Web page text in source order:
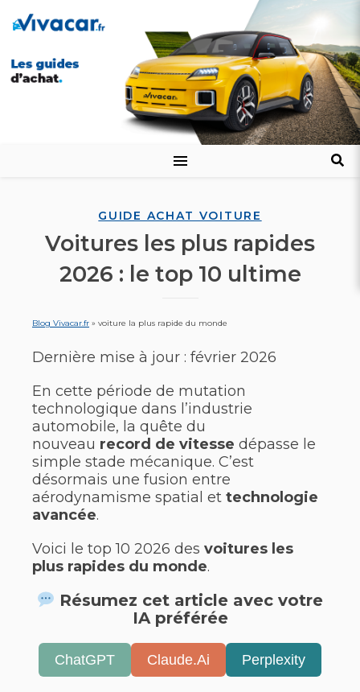
GUIDE ACHAT VOITURE
Voitures les plus rapides
2026 : le top 10 ultime
Blog Vivacar.fr » voiture la plus rapide du monde
Dernière mise à jour : février 2026
En cette période de mutation
technologique dans l’industrie
automobile, la quête du
nouveau record de vitesse dépasse le
simple stade mécanique. C’est
désormais une fusion entre
aérodynamisme spatial et technologie
avancée.
Voici le top 10 2026 des voitures les
plus rapides du monde.
Résumez cet article avec votre
IA préférée
ChatGPT Claude.Ai Perplexity